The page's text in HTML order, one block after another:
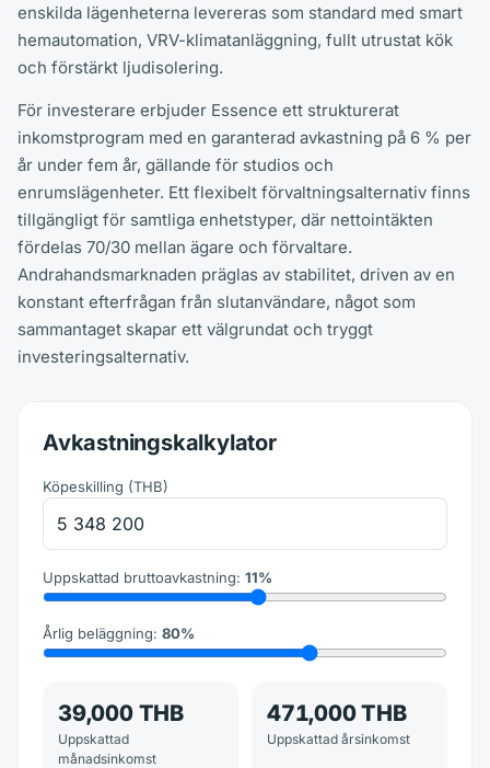
enskilda lägenheterna levereras som standard med smart
hemautomation, VRV-klimatanläggning, fullt utrustat kök
och förstärkt ljudisolering.
För investerare erbjuder Essence ett strukturerat
inkomstprogram med en garanterad avkastning på 6 % per
år under fem år, gällande för studios och
enrumslägenheter. Ett flexibelt förvaltningsalternativ finns
tillgängligt för samtliga enhetstyper, där nettointäkten
fördelas 70/30 mellan ägare och förvaltare.
Andrahandsmarknaden präglas av stabilitet, driven av en
konstant efterfrågan från slutanvändare, något som
sammantaget skapar ett välgrundat och tryggt
investeringsalternativ.
Avkastningskalkylator
Köpeskilling (THB)
Uppskattad bruttoavkastning: 11%
Årlig beläggning: 80%
39,000 THB
Uppskattad
månadsinkomst
471,000 THB
Uppskattad årsinkomst